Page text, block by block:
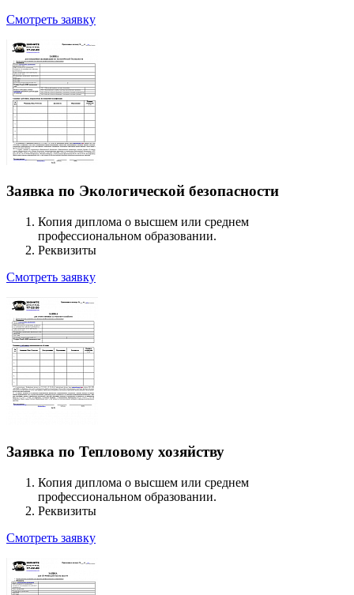
Смотреть заявку
Заявка по Экологической безопасности
Копия диплома о высшем или среднем
профессиональном образовании.
Реквизиты
Смотреть заявку
Заявка по Тепловому хозяйству
Копия диплома о высшем или среднем
профессиональном образовании.
Реквизиты
Смотреть заявку